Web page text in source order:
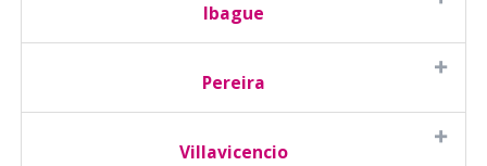
Ibague
Pereira
Villavicencio